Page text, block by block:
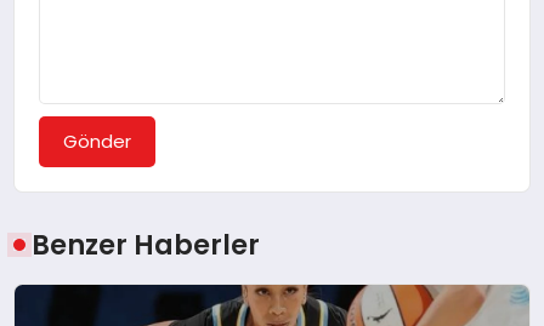
Gönder
Benzer Haberler